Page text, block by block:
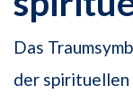
Das
der spirituellen